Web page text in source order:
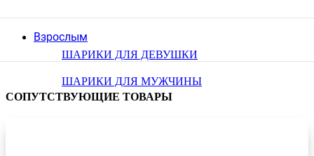
Взрослым
ШАРИКИ ДЛЯ ДЕВУШКИ
ШАРИКИ ДЛЯ МУЖЧИНЫ
СОПУТСТВУЮЩИЕ ТОВАРЫ